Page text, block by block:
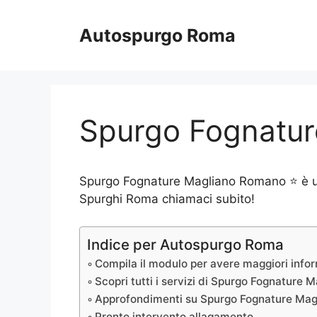
Autospurgo Roma
Spurgo
Spurgo Fognature Magliano Romano ⭐
Spurghi Roma chiamaci subito!
Indice per Autospurgo Roma
Compila il modulo per avere maggiori
Scopri tutti i servizi di Spurgo Fognature
Approfondimenti su Spurgo Fognature